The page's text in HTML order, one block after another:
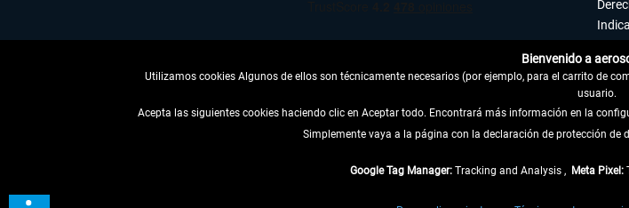
DESISTIR DEL CONTRATO
así como las
Bienvenido a
Utilizamos cookies Algunos de ellos son técnicamente necesarios (por ejemplo, para el carrito de
usuario.
Acepta las siguientes cookies haciendo clic en Aceptar todo. Encontrará más información en la
Simplemente vaya a la página con la declaración de protección de
Google Tag Manager: Tracking and Analysis , Meta Pixel: